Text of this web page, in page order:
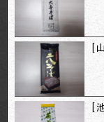
[
[